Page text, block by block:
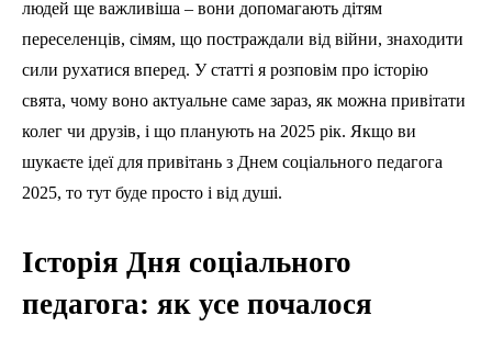
людей ще важливіша – вони допомагають дітям
переселенців, сімям, що постраждали від війни, знаходити
сили рухатися вперед. У статті я розповім про історію
свята, чому воно актуальне саме зараз, як можна привітати
колег чи друзів, і що планують на 2025 рік. Якщо ви
шукаєте ідеї для привітань з Днем соціального педагога
2025, то тут буде просто і від душі.
Історія Дня соціального
педагога: як усе почалося